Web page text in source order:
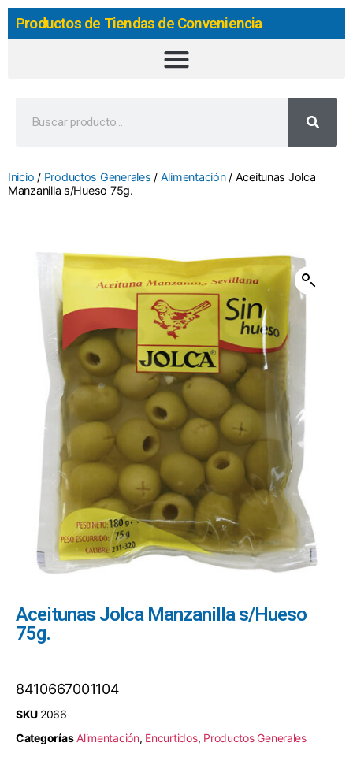
Productos de Tiendas de Conveniencia
Inicio / Productos Generales / Alimentación/ Aceitunas Jolca
Manzanilla s/Hueso 75g.
Aceitunas Jolca Manzanilla s/Hueso
75g.
8410667001104
SKU 2066
Categorías Alimentación, Encurtidos, Productos Generales